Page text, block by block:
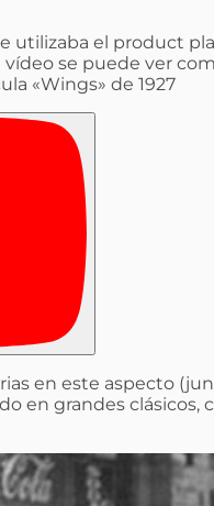
utilizaba el product
se puede ver
«Wings» de 1927
en este aspecto
en grandes clásicos,